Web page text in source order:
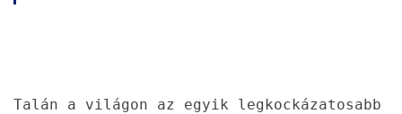
Talán a világon az egyik legkockázatosabb